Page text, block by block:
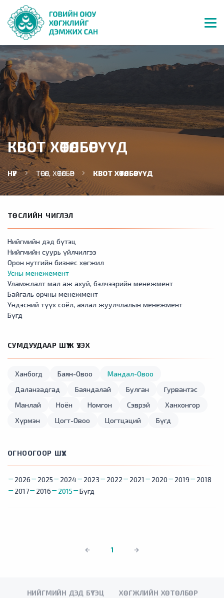
КВОТ ХӨТӨЛБӨРҮҮД
НҮҮР ТӨСӨЛ, ХӨТӨЛБӨР КВОТ ХӨТӨЛБӨРҮҮД
ТӨСЛИЙН ЧИГЛЭЛ
Нийгмийн дэд бүтэц
Нийгмийн суурь үйлчилгээ
Орон нутгийн бизнес хөгжил
Усны менежемент
Уламжлалт мал аж ахуй, бэлчээрийн менежмент
Байгаль орчны менежмент
Үндэсний түүх соёл, аялал жуулчлалын менежмент
Бүгд
СУМДУУДААР ШҮҮЖ ҮЗЭХ
Ханбогд Баян-Овоо
Мандал-Овоо
Даланзадгад
Баяндалай Булган
Гурвантэс
Манлай
Ноён Номгон Сэврэй
Ханхонгор
Хүрмэн
Цогт-Овоо Цогтцэций Бүгд
ОГНООГООР ШҮҮХ
2026 2025 2024 2023 2022 2021 2020 2019
2018
2017
2016 2015 Бүгд
1
НИЙГМИЙН ДЭД БҮТЭЦ ХӨГЖЛИЙН ХӨТӨЛБӨР